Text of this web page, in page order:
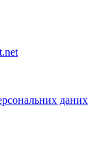
даних